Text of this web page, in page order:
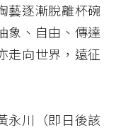
藝逐漸脫離杯碗
象、自由、傳達
走向世界，遠征
永川（即日後該